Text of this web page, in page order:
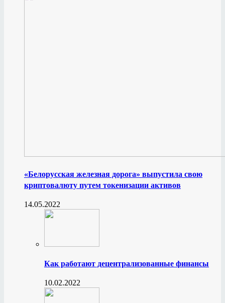
«Белорусская железная дорога» выпустила свою
криптовалюту путем токенизации активов
14.05.2022
Как работают децентрализованные финансы
10.02.2022